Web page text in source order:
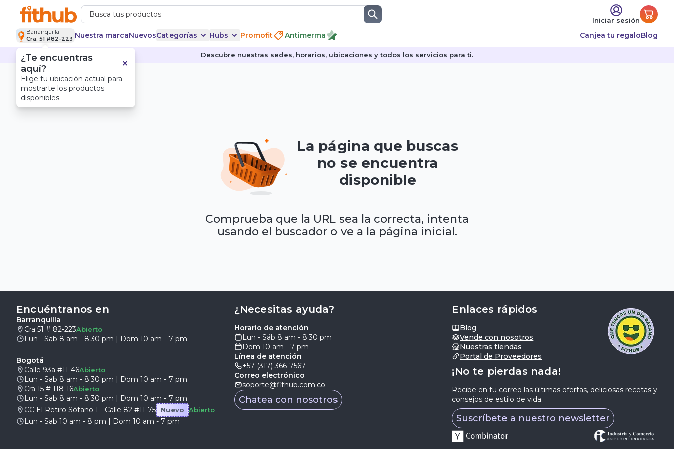
Iniciar sesión
Barranquilla
Cra. 51 #82-223 Nuestra marcaNuevosCategorías Hubs Promofit Antimerma Canjea tu regaloBlog
Descubre nuestras sedes, horarios, ubicaciones y todos los servicios para ti.
La página que buscas
no se encuentra
disponible
Comprueba que la URL sea la correcta, intenta
usando el buscador o ve a la página inicial.
Encuéntranos en
Barranquilla
Cra 51 # 82-223Abierto
Lun - Sab 8 am - 8:30 pm | Dom 10 am - 7 pm
Bogotá
Calle 93a #11-46Abierto
Lun - Sab 8 am - 8:30 pm | Dom 10 am - 7 pm
Cra 15 # 118-16Abierto
Lun - Sab 8 am - 8:30 pm | Dom 10 am - 7 pm
CC El Retiro Sótano 1 - Calle 82 #11-75
Nuevo Abierto
Lun - Sab 10 am - 8 pm | Dom 10 am - 7 pm
Enlaces rápidos
Blog
Vende con nosotros
Nuestras tiendas
Portal de Proveedores
¡No te pierdas nada!
Recibe en tu correo las últimas ofertas, deliciosas recetas y
consejos de estilo de vida.
Suscríbete a nuestro newsletter
¿Necesitas ayuda?
Horario de atención
Lun - Sáb 8 am - 8:30 pm
Dom 10 am - 7 pm
Línea de atención
+57 (317) 366-7567
Correo electrónico
soporte@fithub.com.co
Chatea con nosotros
¿Te encuentras
aquí?
Elige tu ubicación actual para
mostrarte los productos
disponibles.